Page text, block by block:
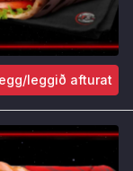
leggið afturat